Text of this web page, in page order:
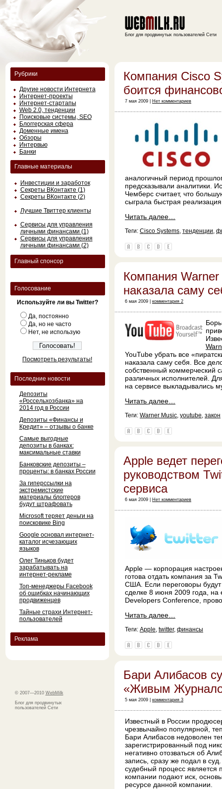
Рубрики
Другие новости Интернета
Интернет-проекты
Интернет-стартапы
Web 2.0, тенденции
Поисковые системы, SEO
Блоггерская сфера
Доменные имена
Обзоры
Интервью
Банки
Главные материалы
Инвестиции и заработок
Секреты ВКонтакте (1)
Секреты ВКонтакте (2)
Лучшие Твиттер клиенты
Сервисы для управления
личными финансами (1)
Сервисы для управления
личными финансами (2)
Главный спонсор
Голосование
Используйте ли вы Twitter?
Да, постоянно
Да, но не часто
Нет, не использую
Посмотреть результаты!
Последние новости
Депозиты
«Россельхозбанка» на
2014 год в России
Депозиты «Финансы и
Кредит» – отзывы о банке
Самые выгодные
депозиты в банках:
максимальные ставки
Банковские депозиты –
проценты: в банках России
За гиперссылки на
экстремистские
материалы блоггеров
будут штрафовать
Microsoft теряет деньги на
поисковике Bing
Google основал интернет-
каталог исчезающих
языков
Олег Тиньков будет
зарабатывать на
интернет-рекламе
Топ-менеджеры Facebook
об ошибках начинающих
продвиженцев
Тайные страхи Интернет-
пользователей
Реклама
© 2007—2010 WebMilk
Блог для продвинутых
пользователей Сети
Блог для продвинутых пользователей Сети
Компания Cisco
боится
7 мая 2009 | Нет комментариев
аналогичный период
предсказывали аналитики.
Чемберс считает, что
сыграла быстрая
Читать далее…
Теги: Cisco Systems, тенденции,
Компания
наказала саму
6 мая 2009 | комментария 2
YouTube убрать все
наказала саму себя. Все
собственный коммерческий
различных исполнителей.
на сервисе выкладывались
Читать далее…
Теги: Warner Music, youtube, закон
Apple ведет
руководством
сервиса
6 мая 2009 | Нет комментариев
Apple — корпорация
готова отдать компания за
США. Если переговоры
сделке 8 июня 2009 года,
Developers Conference,
Читать далее…
Теги: Apple, twitter, финансы
Бари Алибасов
«Живым
5 мая 2009 | комментария 3
Известный в России
чрезвычайно популярной,
Бари Алибасов недоволен
зарегистрированный под
негативно отозваться об
запись, сразу же подал в
судебный процесс является
компании подают иск,
ресурсе данной компании.